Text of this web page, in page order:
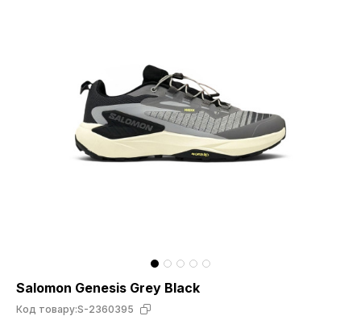
Salomon Genesis Grey Black
Код товару:S-2360395